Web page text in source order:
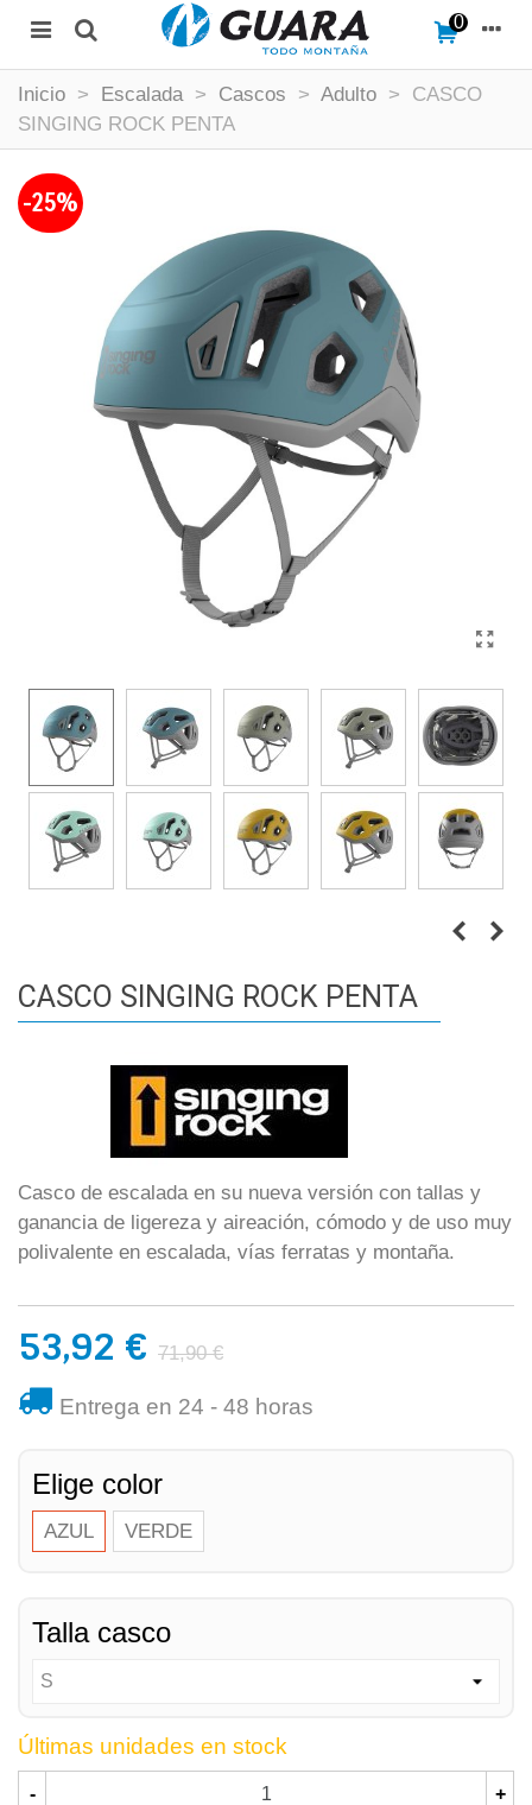
0
Inicio > Escalada > Cascos > Adulto >
CASCO
SINGING ROCK PENTA
-25%
CASCO SINGING ROCK PENTA
Casco de escalada en su nueva versión con tallas y
ganancia de ligereza y aireación, cómodo y de uso muy
polivalente en escalada, vías ferratas y montaña.
53,92 € 71,90 €
Entrega en 24 - 48 horas
Elige color
AZUL VERDE
Talla casco
Últimas unidades en stock
- +